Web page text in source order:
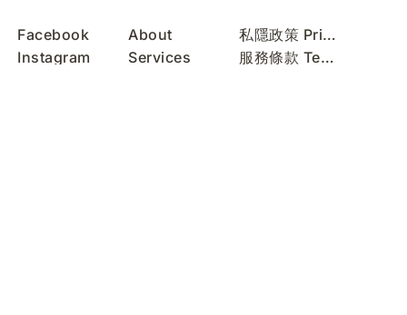
Facebook
Instagram
About
Services
私隱政策 Privacy Policy
服務條款 Terms of Use